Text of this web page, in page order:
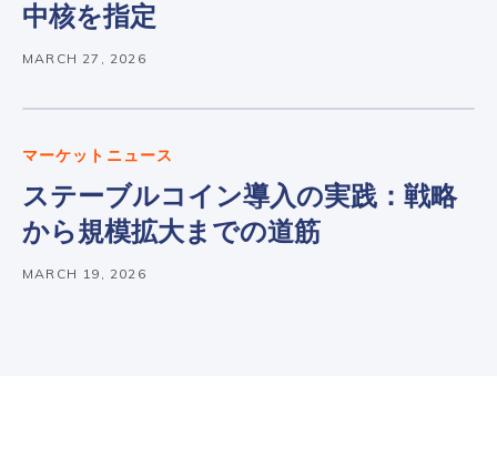
中核を指定
MARCH 27, 2026
マーケットニュース
ステーブルコイン導入の実践：戦略
から規模拡大までの道筋
MARCH 19, 2026